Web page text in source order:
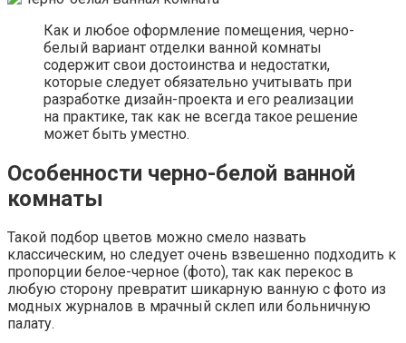
Как и любое оформление помещения, черно-
белый вариант отделки ванной комнаты
содержит свои достоинства и недостатки,
которые следует обязательно учитывать при
разработке дизайн-проекта и его реализации
на практике, так как не всегда такое решение
может быть уместно.
Особенности черно-белой ванной
комнаты
Такой подбор цветов можно смело назвать
классическим, но следует очень взвешенно подходить к
пропорции белое-черное (фото), так как перекос в
любую сторону превратит шикарную ванную с фото из
модных журналов в мрачный склеп или больничную
палату.